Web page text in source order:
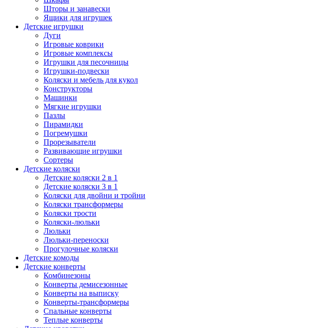
Шторы и занавески
Ящики для игрушек
Детские игрушки
Дуги
Игровые коврики
Игровые комплексы
Игрушки для песочницы
Игрушки-подвески
Коляски и мебель для кукол
Конструкторы
Машинки
Мягкие игрушки
Пазлы
Пирамидки
Погремушки
Прорезыватели
Развивающие игрушки
Сортеры
Детские коляски
Детские коляски 2 в 1
Детские коляски 3 в 1
Коляски для двойни и тройни
Коляски трансформеры
Коляски трости
Коляски-люльки
Люльки
Люльки-переноски
Прогулочные коляски
Детские комоды
Детские конверты
Комбинезоны
Конверты демисезонные
Конверты на выписку
Конверты-трансформеры
Спальные конверты
Теплые конверты